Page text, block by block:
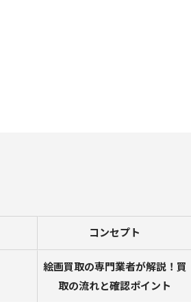
コンセプト
絵画買取の専門業者が解説！買
取の流れと確認ポイント